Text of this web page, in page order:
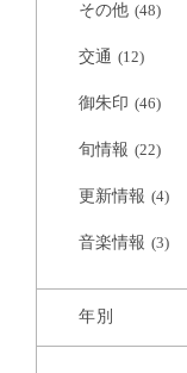
その他 (48)
交通 (12)
御朱印 (46)
旬情報 (22)
更新情報 (4)
音楽情報 (3)
年別